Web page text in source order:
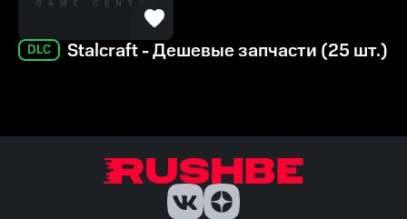
DLC Stalcraft - Дешевые запчасти (25 шт.)